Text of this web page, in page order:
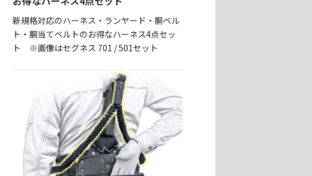
新規格対応のハーネス・ランヤード・胴ベル
ト・胴当てベルトのお得なハーネス4点セッ
ト ※画像はセグネス 701 / 501セット